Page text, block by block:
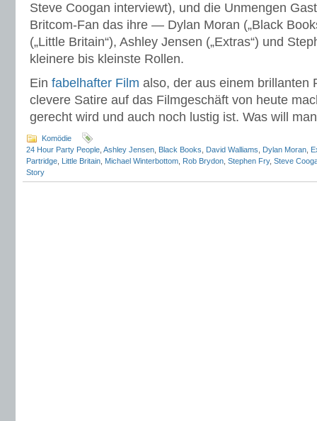
Steve Coogan interviewt), und die Unmengen
Britcom-Fan das ihre — Dylan Moran („Black
(„Little Britain“), Ashley Jensen („Extras“) und
kleinere bis kleinste Rollen.
Ein fabelhafter Film also, der aus einem brillanten
clevere Satire auf das Filmgeschäft von heute
gerecht wird und auch noch lustig ist. Was will
Komödie
24 Hour Party People Ashley Jensen Black Books David Walliams Dylan Moran
Partridge Little Britain Michael Winterbottom Rob Brydon Stephen Fry, Steve
Story